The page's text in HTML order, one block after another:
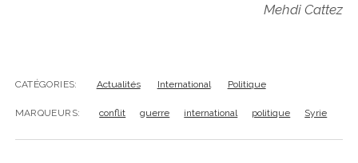
Mehdi Cattez
CATÉGORIES: Actualités International Politique
MARQUEURS: conflit guerre international politique Syrie